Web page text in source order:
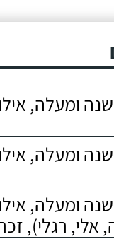
ומעלה,
ומעלה,
ומעלה,
רגלי),